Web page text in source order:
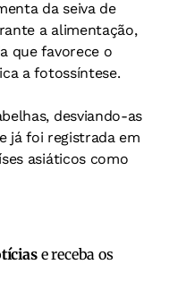
da seiva de
a alimentação,
que favorece o
a fotossíntese.
desviando-as
já foi registrada em
asiáticos como
e receba os